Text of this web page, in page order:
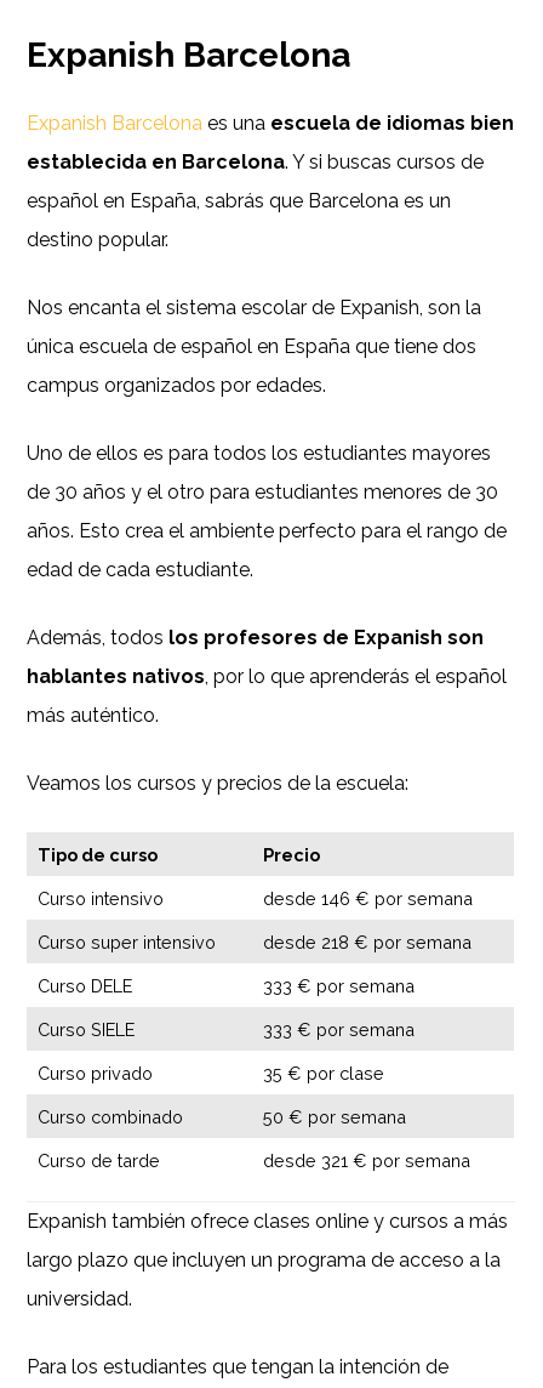
Expanish Barcelona
Expanish Barcelona es una escuela de idiomas bien
establecida en Barcelona. Y si buscas cursos de
español en España, sabrás que Barcelona es un
destino popular.
Nos encanta el sistema escolar de Expanish, son la
única escuela de español en España que tiene dos
campus organizados por edades.
Uno de ellos es para todos los estudiantes mayores
de 30 años y el otro para estudiantes menores de 30
años. Esto crea el ambiente perfecto para el rango de
edad de cada estudiante.
Además, todos los profesores de Expanish son
hablantes nativos, por lo que aprenderás el español
más auténtico.
Veamos los cursos y precios de la escuela:
Tipo de curso Precio
Curso intensivo desde 146 € por semana
Curso super intensivo desde 218 € por semana
Curso DELE 333 € por semana
Curso SIELE 333 € por semana
Curso privado 35 € por clase
Curso combinado 50 € por semana
Curso de tarde desde 321 € por semana
Expanish también ofrece clases online y cursos a más
largo plazo que incluyen un programa de acceso a la
universidad.
Para los estudiantes que tengan la intención de